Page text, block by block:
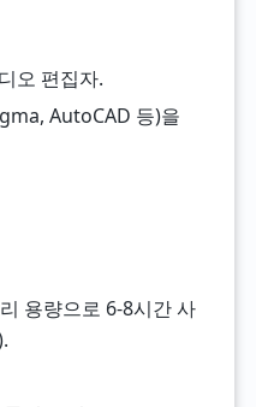
오 편집자.
AutoCAD 등)을
용량으로 6-8시간 사